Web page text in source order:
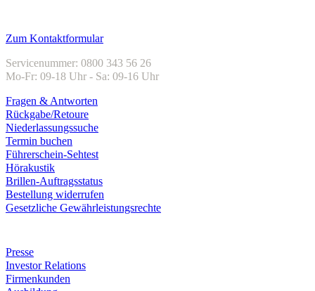
Zum Kontaktformular
Servicenummer: 0800 343 56 26
Mo-Fr: 09-18 Uhr - Sa: 09-16 Uhr
Fragen & Antworten
Rückgabe/Retoure
Niederlassungssuche
Termin buchen
Führerschein-Sehtest
Hörakustik
Brillen-Auftragsstatus
Bestellung widerrufen
Gesetzliche Gewährleistungsrechte
Presse
Investor Relations
Firmenkunden